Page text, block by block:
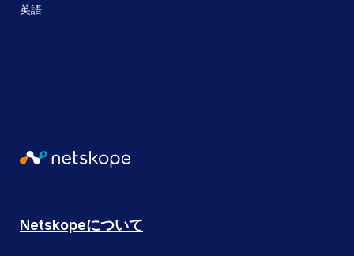
英語
Netskopeについて